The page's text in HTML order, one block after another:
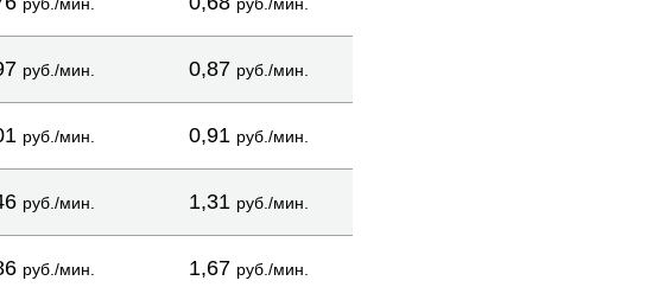
руб./мин. 0,87 руб./мин.
руб./мин. 0,91 руб./мин.
руб./мин. 1,31 руб./мин.
руб./мин. 1,67 руб./мин.